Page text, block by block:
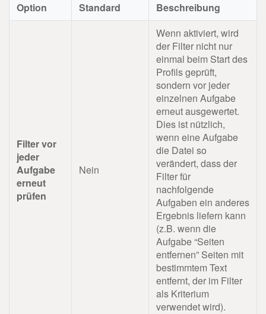
Option
Standard Beschreibung
Filter vor
jeder
Aufgabe
erneut
prüfen
Nein
Wenn aktiviert, wird
der Filter nicht nur
einmal beim Start des
Profils geprüft,
sondern vor jeder
einzelnen Aufgabe
erneut ausgewertet.
Dies ist nützlich,
wenn eine Aufgabe
die Datei so
verändert, dass der
Filter für
nachfolgende
Aufgaben ein anderes
Ergebnis liefern kann
(z.B. wenn die
Aufgabe “Seiten
entfernen” Seiten mit
bestimmtem Text
entfernt, der im Filter
als Kriterium
verwendet wird).